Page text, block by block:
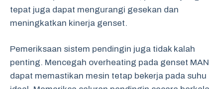
tepat juga dapat mengurangi gesekan dan
meningkatkan kinerja genset.
Pemeriksaan sistem pendingin juga tidak kalah
penting. Mencegah overheating pada genset MAN
dapat memastikan mesin tetap bekerja pada suhu